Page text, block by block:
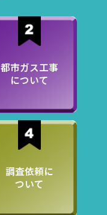
都市ガス工事
について
調査依頼に
ついて